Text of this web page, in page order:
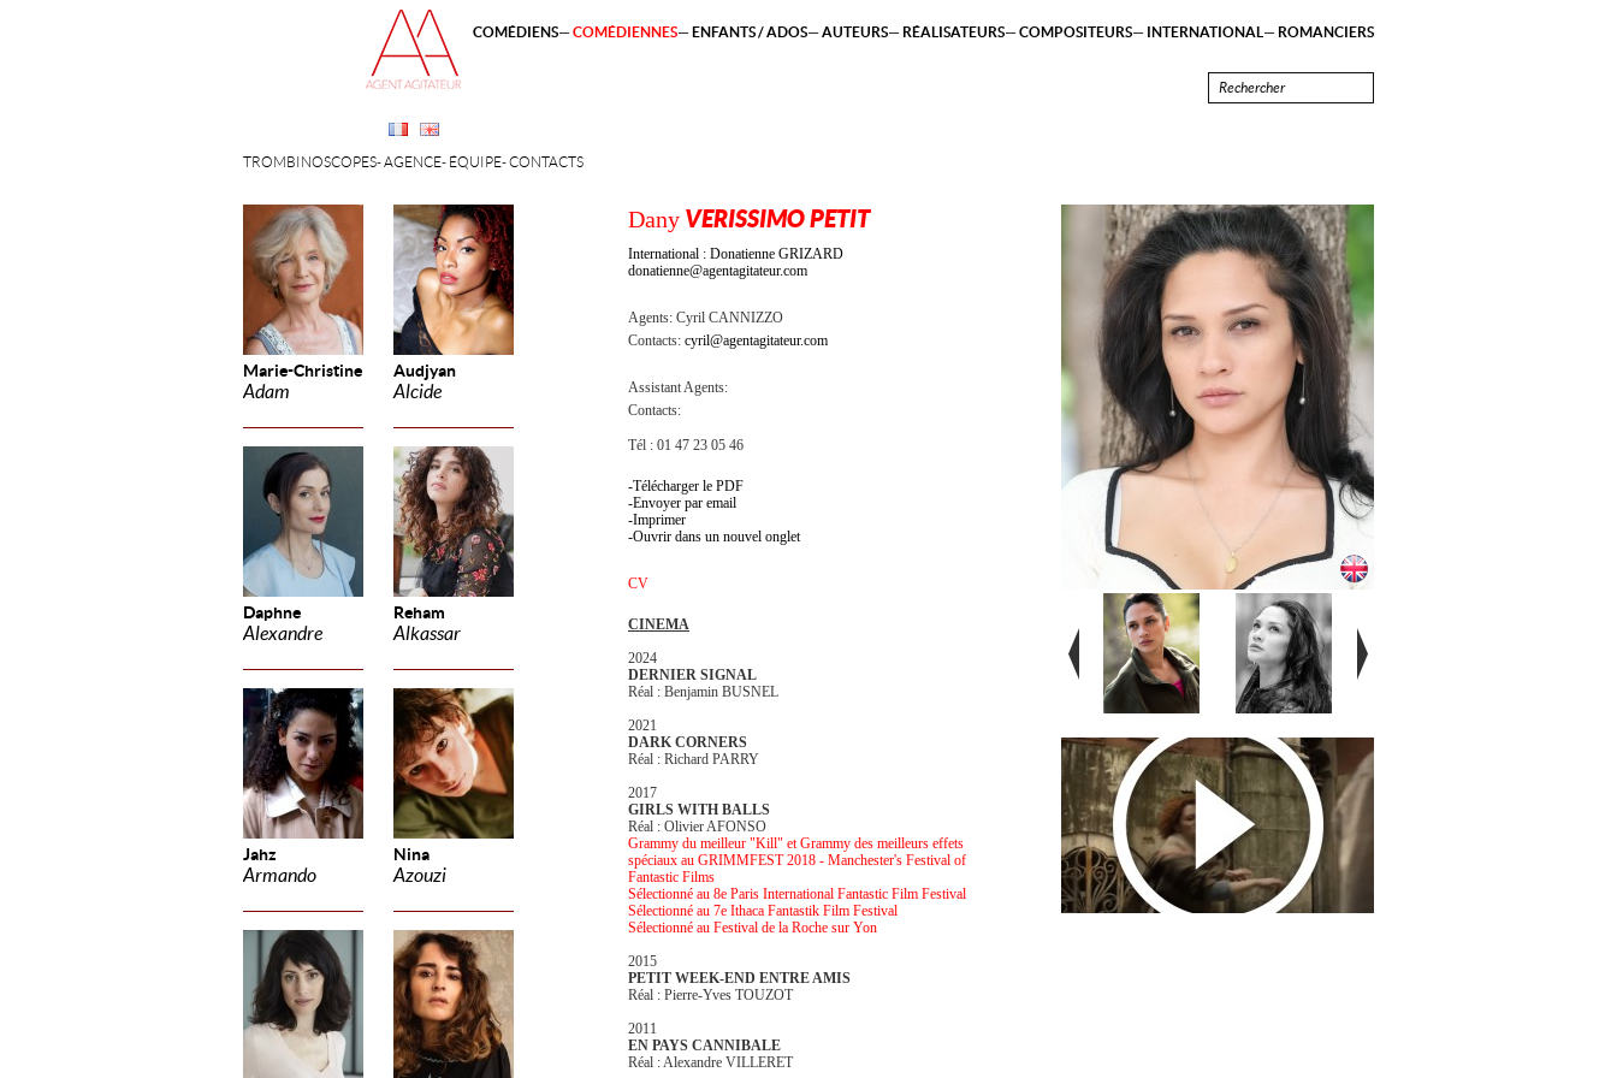
Marie-Christine
Adam
Audjyan
Alcide
Daphne
Alexandre
Reham
Alkassar
Jahz
Armando
Nina
Azouzi
TROMBINOSCOPES AGENCE ÉQUIPE CONTACTS
COMÉDIENS COMÉDIENNES ENFANTS / ADOS AUTEURS RÉALISATEURS COMPOSITEURS INTERNATIONAL ROMANCIERS
Dany VERISSIMO PETIT
International : Donatienne GRIZARD
donatienne@agentagitateur.com
Agents: Cyril CANNIZZO
Contacts: cyril@agentagitateur.com
Assistant Agents:
Contacts:
Tél : 01 47 23 05 46
Télécharger le PDF
Envoyer par email
Imprimer
Ouvrir dans un nouvel onglet
CV
CINEMA
2024
DERNIER SIGNAL
Réal : Benjamin BUSNEL
2021
DARK CORNERS
Réal : Richard PARRY
2017
GIRLS WITH BALLS
Réal : Olivier AFONSO
Grammy du meilleur "Kill" et Grammy des meilleurs effets
spéciaux au GRIMMFEST 2018 - Manchester's Festival of
Fantastic Films
Sélectionné au 8e Paris International Fantastic Film Festival
Sélectionné au 7e Ithaca Fantastik Film Festival
Sélectionné au Festival de la Roche sur Yon
2015
PETIT WEEK-END ENTRE AMIS
Réal : Pierre-Yves TOUZOT
2011
EN PAYS CANNIBALE
Réal : Alexandre VILLERET